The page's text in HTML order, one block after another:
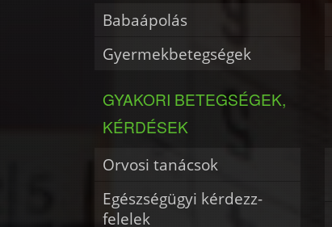
Babaápolás
Gyermekbetegségek
GYAKORI BETEGSÉGEK,
KÉRDÉSEK
Orvosi tanácsok
Egészségügyi kérdezz-
felelek